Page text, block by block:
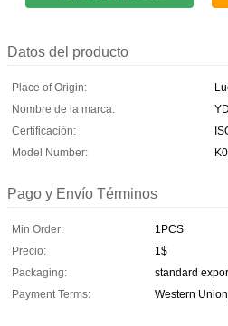
Datos del producto
Place of Origin:
Nombre de la marca:
Certificación:
Model Number:
Pago y Envío Términos
Min Order:
1PCS
Precio:
1$
Packaging:
standard
Payment Terms:
Western